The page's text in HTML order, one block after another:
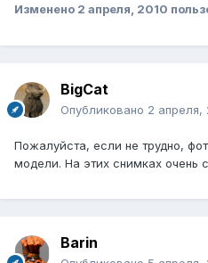
Изменено 2 апреля, 2010
BigCat
Опубликовано 2 апреля,
Пожалуйста, если не трудно,
модели. На этих снимках очень
Barin